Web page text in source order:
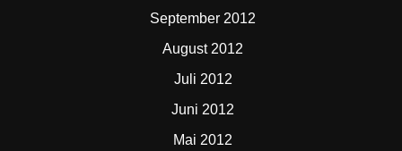
September 2012
August 2012
Juli 2012
Juni 2012
Mai 2012